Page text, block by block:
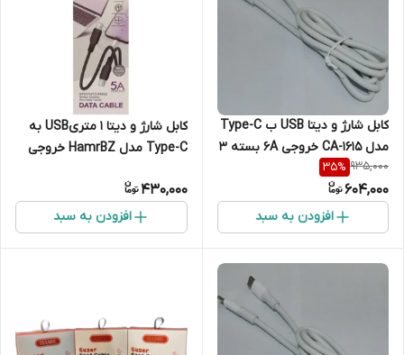
کابل شارژ و دیتا USB ب Type-C
مدل CA-1615 خروجی 6A بسته 3
عددی
935,000
35%
604,000
افزودن به سبد
کابل شارژ و دیتا 1 متریUSB به
Type-C مدل HamrBZ خروجی
430,000
افزودن به سبد